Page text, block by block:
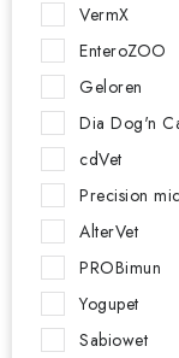
VermX
EnteroZOO
Geloren
Dia Dog'n
cdVet
Precision
AlterVet
PROBimun
Yogupet
Sabiowet